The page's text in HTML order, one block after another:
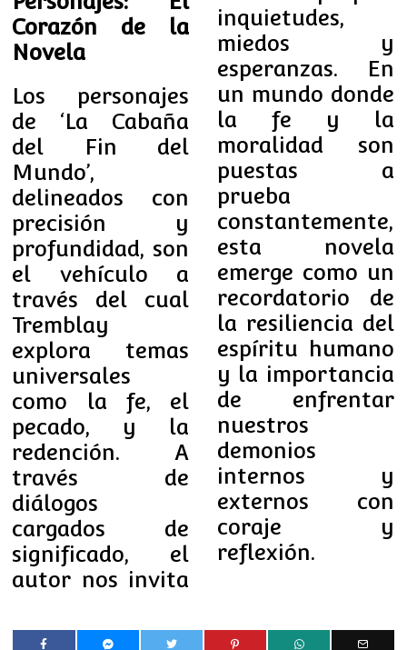
Corazón de la
Novela
Los personajes
de ‘La Cabaña
del Fin del
Mundo’,
delineados con
precisión y
profundidad, son
el vehículo a
través del cual
Tremblay
explora temas
universales
como la fe, el
pecado, y la
redención. A
través de
diálogos
cargados de
significado, el
autor nos invita
inquietudes,
miedos y
esperanzas. En
un mundo donde
la fe y la
moralidad son
puestas a
prueba
constantemente,
esta novela
emerge como un
recordatorio de
la resiliencia del
espíritu humano
y la importancia
de enfrentar
nuestros
demonios
internos y
externos con
coraje y
reflexión.